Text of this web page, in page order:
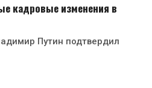
кадровые изменения в
Путин подтвердил